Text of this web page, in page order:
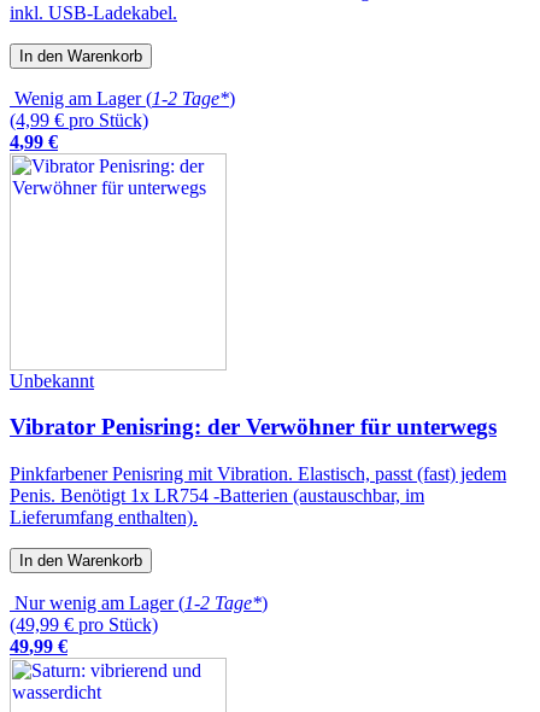
inkl. USB-Ladekabel.
In den Warenkorb
Wenig am Lager (1-2 Tage*)
(4,99 € pro Stück)
4,99 €
Unbekannt
Vibrator Penisring: der Verwöhner für unterwegs
Pinkfarbener Penisring mit Vibration. Elastisch, passt (fast) jedem
Penis. Benötigt 1x LR754 -Batterien (austauschbar, im
Lieferumfang enthalten).
In den Warenkorb
Nur wenig am Lager (1-2 Tage*)
(49,99 € pro Stück)
49,99 €